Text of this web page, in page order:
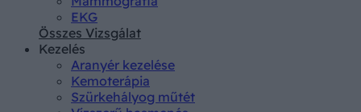
EKG
Összes Vizsgálat
Kezelés
Aranyér kezelése
Kemoterápia
Szürkehályog műtét